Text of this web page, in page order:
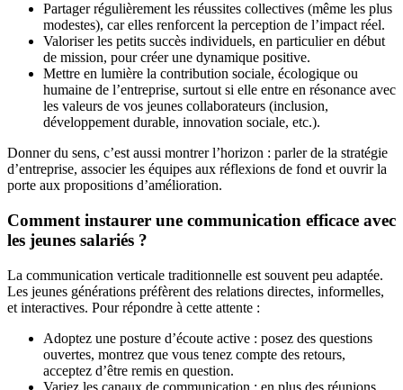
Partager régulièrement les réussites collectives (même les plus
modestes), car elles renforcent la perception de l’impact réel.
Valoriser les petits succès individuels, en particulier en début
de mission, pour créer une dynamique positive.
Mettre en lumière la contribution sociale, écologique ou
humaine de l’entreprise, surtout si elle entre en résonance avec
les valeurs de vos jeunes collaborateurs (inclusion,
développement durable, innovation sociale, etc.).
Donner du sens, c’est aussi montrer l’horizon : parler de la stratégie
d’entreprise, associer les équipes aux réflexions de fond et ouvrir la
porte aux propositions d’amélioration.
Comment instaurer une communication efficace avec
les jeunes salariés ?
La communication verticale traditionnelle est souvent peu adaptée.
Les jeunes générations préfèrent des relations directes, informelles,
et interactives. Pour répondre à cette attente :
Adoptez une posture d’écoute active : posez des questions
ouvertes, montrez que vous tenez compte des retours,
acceptez d’être remis en question.
Variez les canaux de communication : en plus des réunions